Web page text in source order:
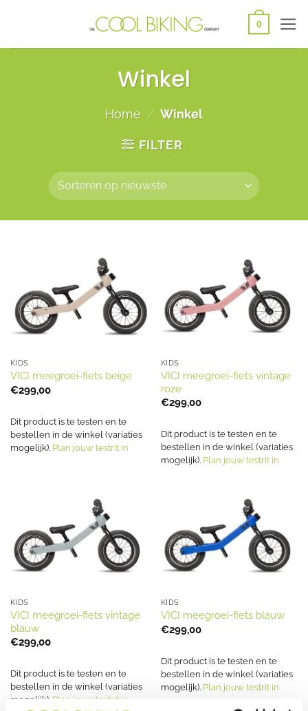
inhoud
0
Winkel
Home / Winkel
FILTER
KIDS
VICI meegroei-fiets beige
€299,00
Dit product is te testen en te
bestellen in de winkel (variaties
mogelijk). Plan jouw testrit in
KIDS
VICI meegroei-fiets vintage
roze
€299,00
Dit product is te testen en te
bestellen in de winkel (variaties
mogelijk). Plan jouw testrit in
KIDS
VICI meegroei-fiets vintage
blauw
€299,00
Dit product is te testen en te
bestellen in de winkel (variaties
mogelijk). Plan jouw testrit in
KIDS
VICI meegroei-fiets blauw
€299,00
Dit product is te testen en te
bestellen in de winkel (variaties
mogelijk). Plan jouw testrit in